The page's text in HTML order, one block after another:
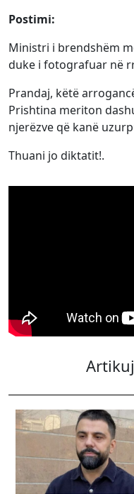
Postimi:
Ministri i brendshëm
duke i fotografuar në
Prandaj, këtë
Prishtina meriton
njerëzve që kanë
Thuani jo diktatit!.